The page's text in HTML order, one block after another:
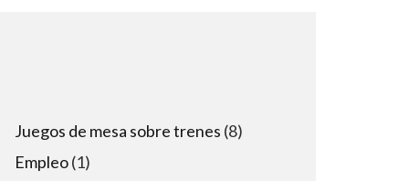
Juegos de mesa sobre trenes 88
Empleo 11